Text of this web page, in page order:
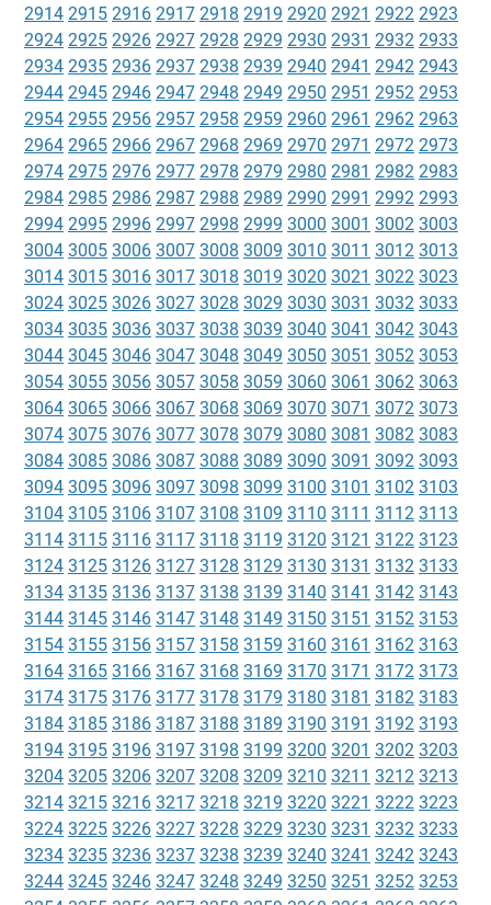
2914 2915 2916 2917 2918 2919 2920 2921 2922 2923
2924 2925 2926 2927 2928 2929 2930 2931 2932 2933
2934 2935 2936 2937 2938 2939 2940 2941 2942 2943
2944 2945 2946 2947 2948 2949 2950 2951 2952 2953
2954 2955 2956 2957 2958 2959 2960 2961 2962 2963
2964 2965 2966 2967 2968 2969 2970 2971 2972 2973
2974 2975 2976 2977 2978 2979 2980 2981 2982 2983
2984 2985 2986 2987 2988 2989 2990 2991 2992 2993
2994 2995 2996 2997 2998 2999 3000 3001 3002 3003
3004 3005 3006 3007 3008 3009 3010 3011 3012 3013
3014 3015 3016 3017 3018 3019 3020 3021 3022 3023
3024 3025 3026 3027 3028 3029 3030 3031 3032 3033
3034 3035 3036 3037 3038 3039 3040 3041 3042 3043
3044 3045 3046 3047 3048 3049 3050 3051 3052 3053
3054 3055 3056 3057 3058 3059 3060 3061 3062 3063
3064 3065 3066 3067 3068 3069 3070 3071 3072 3073
3074 3075 3076 3077 3078 3079 3080 3081 3082 3083
3084 3085 3086 3087 3088 3089 3090 3091 3092 3093
3094 3095 3096 3097 3098 3099 3100 3101 3102 3103
3104 3105 3106 3107 3108 3109 3110 3111 3112 3113
3114 3115 3116 3117 3118 3119 3120 3121 3122 3123
3124 3125 3126 3127 3128 3129 3130 3131 3132 3133
3134 3135 3136 3137 3138 3139 3140 3141 3142 3143
3144 3145 3146 3147 3148 3149 3150 3151 3152 3153
3154 3155 3156 3157 3158 3159 3160 3161 3162 3163
3164 3165 3166 3167 3168 3169 3170 3171 3172 3173
3174 3175 3176 3177 3178 3179 3180 3181 3182 3183
3184 3185 3186 3187 3188 3189 3190 3191 3192 3193
3194 3195 3196 3197 3198 3199 3200 3201 3202 3203
3204 3205 3206 3207 3208 3209 3210 3211 3212 3213
3214 3215 3216 3217 3218 3219 3220 3221 3222 3223
3224 3225 3226 3227 3228 3229 3230 3231 3232 3233
3234 3235 3236 3237 3238 3239 3240 3241 3242 3243
3244 3245 3246 3247 3248 3249 3250 3251 3252 3253